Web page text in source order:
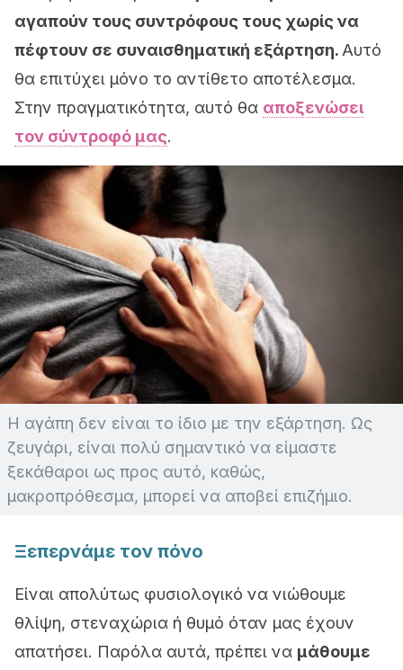
αγαπούν τους συντρόφους τους χωρίς να
πέφτουν σε συναισθηματική εξάρτηση. Αυτό
θα επιτύχει μόνο το αντίθετο αποτέλεσμα.
Στην πραγματικότητα, αυτό θα αποξενώσει
τον σύντροφό μας.
Η αγάπη δεν είναι το ίδιο με την εξάρτηση. Ως
ζευγάρι, είναι πολύ σημαντικό να είμαστε
ξεκάθαροι ως προς αυτό, καθώς,
μακροπρόθεσμα, μπορεί να αποβεί επιζήμιο.
Ξεπερνάμε τον πόνο
Είναι απολύτως φυσιολογικό να νιώθουμε
θλίψη, στεναχώρια ή θυμό όταν μας έχουν
απατήσει. Παρόλα αυτά, πρέπει να μάθουμε